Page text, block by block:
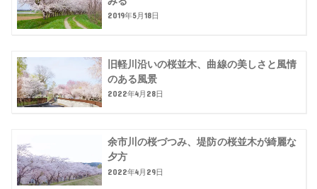
2019年5月18日
旧軽川沿いの桜並木、曲線の美しさと風情
のある風景
2022年4月28日
余市川の桜づつみ、堤防の桜並木が綺麗な
夕方
2022年4月29日